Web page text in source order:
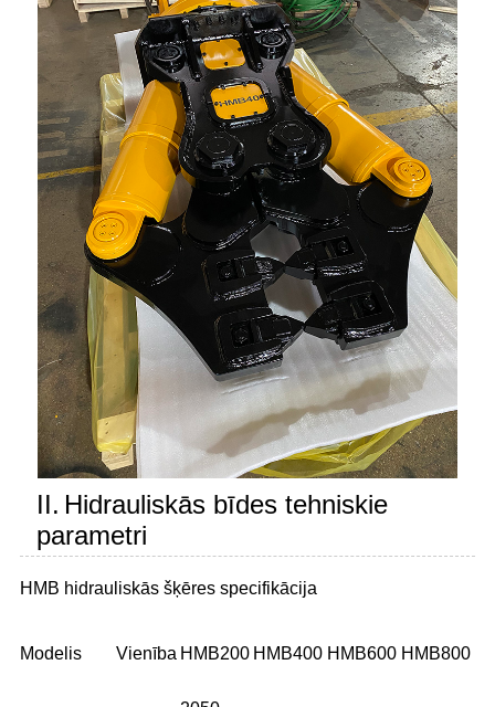
II. Hidrauliskās bīdes tehniskie
parametri
HMB hidrauliskās šķēres specifikācija
Modelis Vienība HMB200 HMB400 HMB600 HMB800